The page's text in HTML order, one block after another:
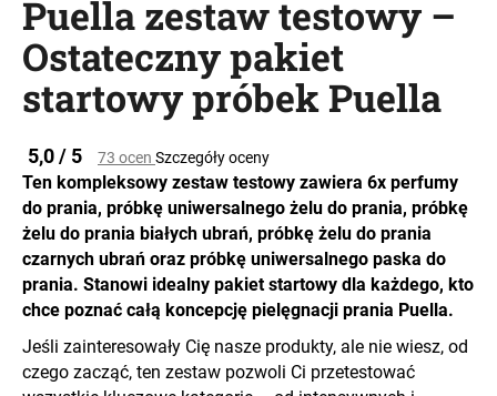
Puella zestaw testowy –
Ostateczny pakiet
startowy próbek Puella
Średnia
ocena
produktu
wynosi
5,0
na
5
gwiazdek.
5,0 / 5 73 ocen Szczegóły oceny
Ten kompleksowy zestaw testowy zawiera 6x perfumy
do prania, próbkę uniwersalnego żelu do prania, próbkę
żelu do prania białych ubrań, próbkę żelu do prania
czarnych ubrań oraz próbkę uniwersalnego paska do
prania. Stanowi idealny pakiet startowy dla każdego, kto
chce poznać całą koncepcję pielęgnacji prania Puella.
Jeśli zainteresowały Cię nasze produkty, ale nie wiesz, od
czego zacząć, ten zestaw pozwoli Ci przetestować
SZUKAJ
P
o
l
e
c
a
y